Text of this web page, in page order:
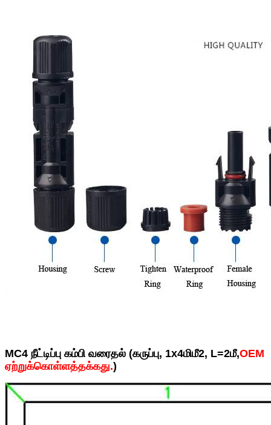
MC4 நீட்டிப்பு கம்பி வரைதல் (கருப்பு, 1x4மிமீ2, L=2மீ,OEM
ஏற்றுக்கொள்ளத்தக்கது.)